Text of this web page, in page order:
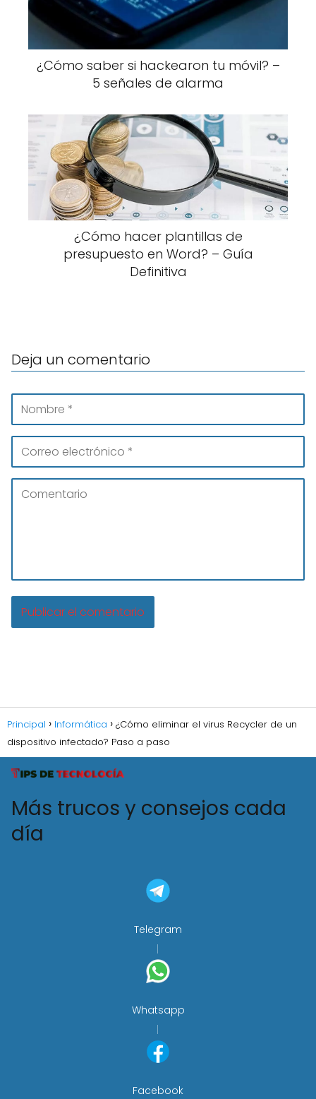
¿Cómo saber si hackearon tu móvil? –
5 señales de alarma
¿Cómo hacer plantillas de
presupuesto en Word? – Guía
Definitiva
Deja un comentario
Principal Informática
¿Cómo eliminar el virus Recycler de un
dispositivo infectado? Paso a paso
Más trucos y consejos cada
día
Telegram
Whatsapp
Facebook